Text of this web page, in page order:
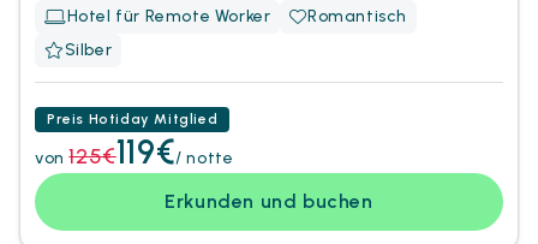
Hotel für Remote Worker
Romantisch
Silber
Preis Hotiday Mitglied
von 125€119€/ notte
Erkunden und buchen